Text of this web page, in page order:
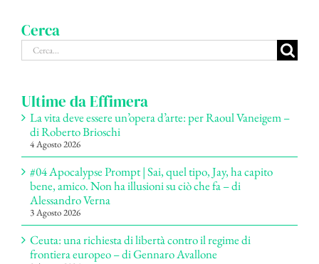
Cerca
Cerca
per:
Ultime da Effimera
La vita deve essere un’opera d’arte: per Raoul Vaneigem –
di Roberto Brioschi
4 Agosto 2026
#04 Apocalypse Prompt | Sai, quel tipo, Jay, ha capito
bene, amico. Non ha illusioni su ciò che fa – di
Alessandro Verna
3 Agosto 2026
Ceuta: una richiesta di libertà contro il regime di
frontiera europeo – di Gennaro Avallone